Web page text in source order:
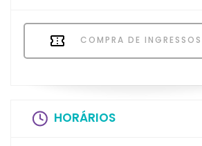
COMPRA DE INGRESSOS
HORÁRIOS